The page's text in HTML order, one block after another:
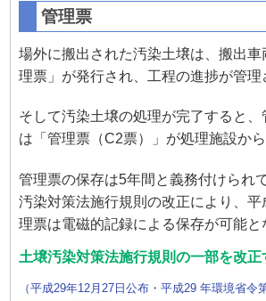
管理票
場外に搬出された汚染土壌は、搬出車
理票」が発行され、工程の進捗が管理
そして汚染土壌の処理が完了すると、
は「管理票（C2票）」が処理施設から
管理票の保存は5年間と義務付けられ
汚染対策法施行規則の改正により、平
理票は電磁的記録による保存が可能と
土壌汚染対策法施行規則の一部を改
（平成29年12月27日公布・平成29 年環境省令